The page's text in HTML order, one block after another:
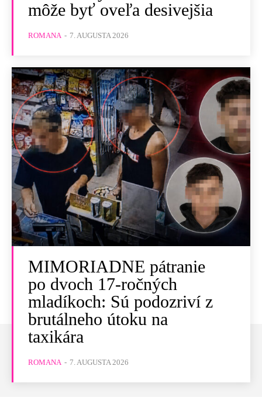
môže byť oveľa desivejšia
ROMANA - 7. AUGUSTA 2026
MIMORIADNE pátranie
po dvoch 17-ročných
mladíkoch: Sú podozriví z
brutálneho útoku na
taxikára
ROMANA - 7. AUGUSTA 2026